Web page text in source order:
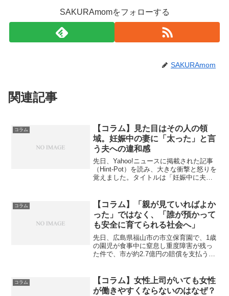
SAKURAmomをフォローする
SAKURAmom
関連記事
コラム
【コラム】見た目はその人の領
域。妊娠中の妻に「太った」と言
う夫への違和感
先日、Yahoo!ニュースに掲載された記事
（Hint-Pot）を読み、大きな衝撃と怒りを
覚えました。タイトルは「妊娠中に夫が
ック、取った行動に喝采」というもので
す。出典...
コラム
【コラム】「親が見ていればよか
った」ではなく、「誰が預かって
も安全に育てられる社会へ」
先日、広島県福山市の市立保育園で、1歳
の園児が食事中に窒息し重度障害が残っ
た件で、市が約2.7億円の賠償を支払うこ
うな声が多く見られます。「そんなに高
額な賠償金を認め...
コラム
【コラム】女性上司がいても女性
が働きやすくならないのはなぜ？